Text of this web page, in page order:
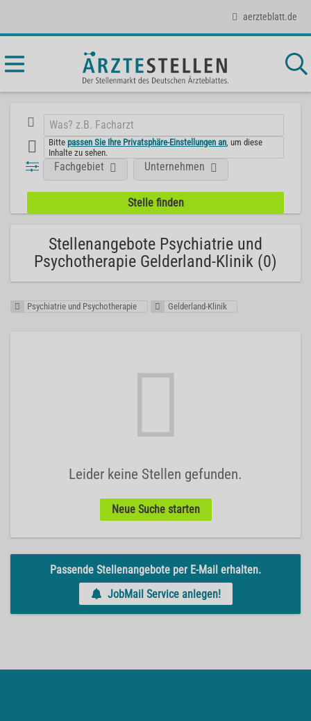
aerzteblatt.de
Bittepassen Sie Ihre Privatsphäre-Einstellungen an , um diese
Inhalte zu sehen.
Fachgebiet Unternehmen
Stellenangebote Psychiatrie und
Psychotherapie Gelderland-Klinik (0)
Psychiatrie und Psychotherapie Gelderland-Klinik
Leider keine Stellen gefunden.
Neue Suche starten
Passende Stellenangebote per E-Mail erhalten.
JobMail Service anlegen!